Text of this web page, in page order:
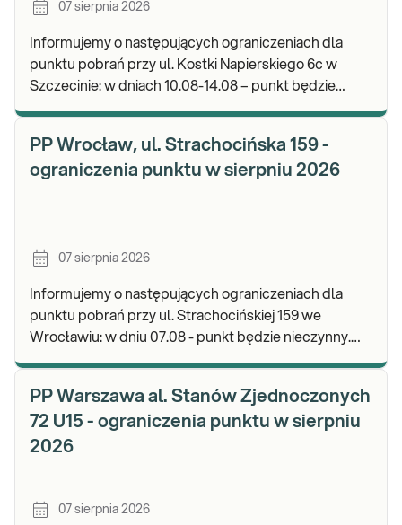
07 sierpnia 2026
Informujemy o następujących ograniczeniach dla
punktu pobrań przy ul. Kostki Napierskiego 6c w
Szczecinie: w dniach 10.08-14.08 – punkt będzie
PP Wrocław, ul. Strachocińska 159 -
ograniczenia punktu w sierpniu 2026
07 sierpnia 2026
Informujemy o następujących ograniczeniach dla
punktu pobrań przy ul. Strachocińskiej 159 we
Wrocławiu: w dniu 07.08 - punkt będzie nieczynny.
PP Warszawa al. Stanów Zjednoczonych
72 U15 - ograniczenia punktu w sierpniu
2026
07 sierpnia 2026